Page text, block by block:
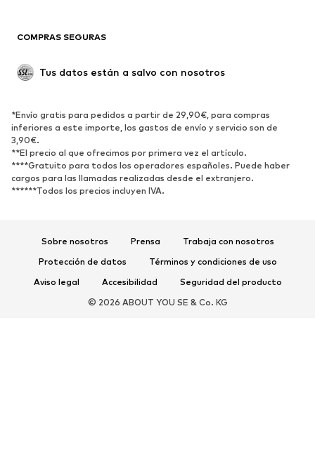
Nuevo
Tendencia
Zapatos bajos
Zapatos deportivos
Zapatos abiertos
DEPORTE
Ropa deportiva
Disciplinas deportivas
Complementos deportivos
COMPLEMENTOS
COMPRAS SEGURAS
Tus datos están a salvo con nosotros
*Envío gratis para pedidos a partir de 29,90€, para compras
inferiores a este importe, los gastos de envío y servicio son de
3,90€.
**El precio al que ofrecimos por primera vez el artículo.
****Gratuito para todos los operadores españoles. Puede haber
cargos para las llamadas realizadas desde el extranjero.
******Todos los precios incluyen IVA.
Sobre nosotros Prensa
Trabaja con nosotros
Protección de datos
Términos y condiciones de uso
Aviso legal
Accesibilidad
Seguridad del producto
© 2026 ABOUT YOU SE & Co. KG